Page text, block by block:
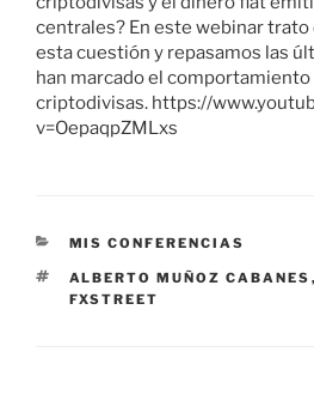
centrales? En este webinar trato
esta cuestión y repasamos las
han marcado el
criptodivisas. https://
v=OepaqpZMLxs
CATEGORÍAS
MIS CONFERENCIAS
ETIQUETAS
ALBERTO MUÑOZ CABANES ,
FXSTREET